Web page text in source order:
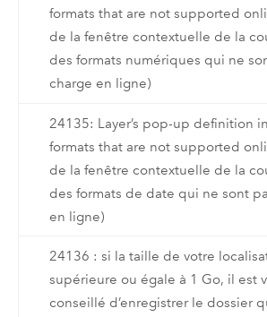
formats that are not supported
de la fenêtre contextuelle de la
des formats numériques qui ne
charge en ligne)
24135: Layer’s pop-up definition
formats that are not supported
de la fenêtre contextuelle de la
des formats de date qui ne sont
en ligne)
24136 : si la taille de votre
supérieure ou égale à 1 Go, il est
conseillé d’enregistrer le dossier